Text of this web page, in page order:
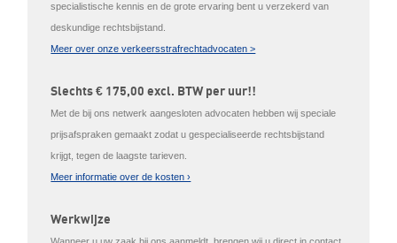
specialistische kennis en de grote ervaring bent u verzekerd van
deskundige rechtsbijstand.
Meer over onze verkeersstrafrechtadvocaten >
Slechts € 175,00 excl. BTW per uur!!
Met de bij ons netwerk aangesloten advocaten hebben wij speciale
prijsafspraken gemaakt zodat u gespecialiseerde rechtsbijstand
krijgt, tegen de laagste tarieven.
Meer informatie over de kosten ›
Werkwijze